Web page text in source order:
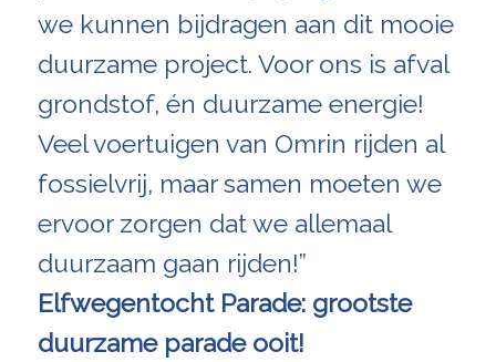
we kunnen bijdragen aan dit mooie
duurzame project. Voor ons is afval
grondstof, én duurzame energie!
Veel voertuigen van Omrin rijden al
fossielvrij, maar samen moeten we
ervoor zorgen dat we allemaal
duurzaam gaan rijden!”
Elfwegentocht Parade: grootste
duurzame parade ooit!